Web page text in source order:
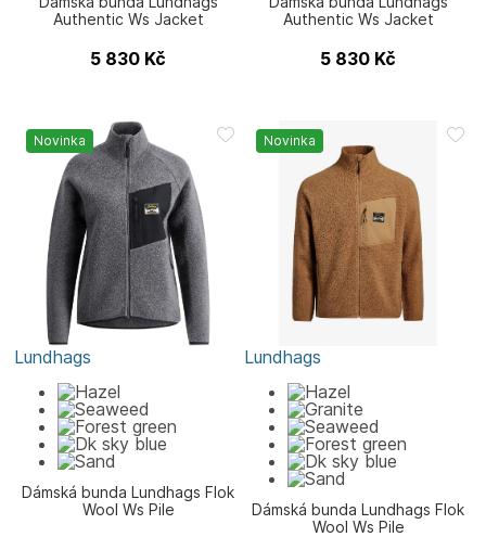
Authentic Ws Jacket
5 830 Kč
Authentic Ws Jacket
5 830 Kč
Novinka
Lundhags
Dámská bunda Lundhags Flok
Wool Ws Pile
Novinka
Lundhags
Dámská bunda Lundhags Flok
Wool Ws Pile